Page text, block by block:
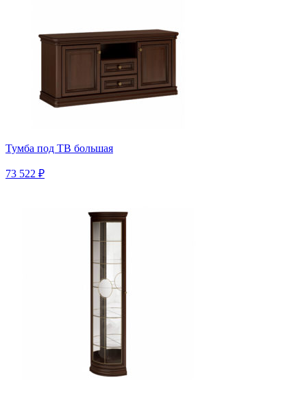
Тумба под ТВ большая
73 522 ₽